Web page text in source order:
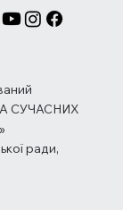
СУЧАСНИХ
ради,